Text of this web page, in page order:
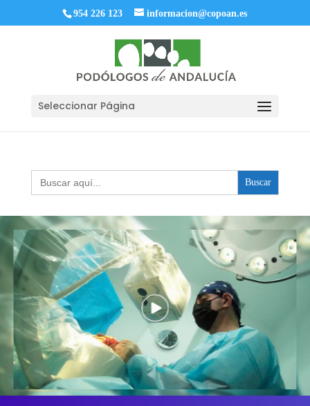
954 226 123 informacion@copoan.es
Seleccionar Página
Buscar: